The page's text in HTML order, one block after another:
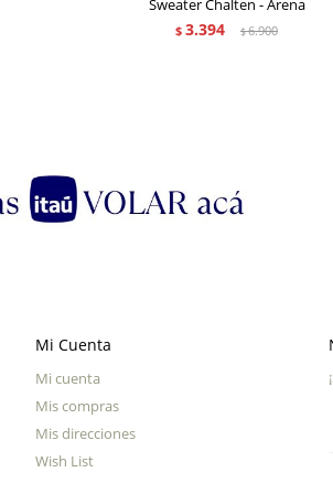
$ 3.394 $6.900
Mi Cuenta
Mi cuenta
Mis compras
Mis direcciones
Wish List